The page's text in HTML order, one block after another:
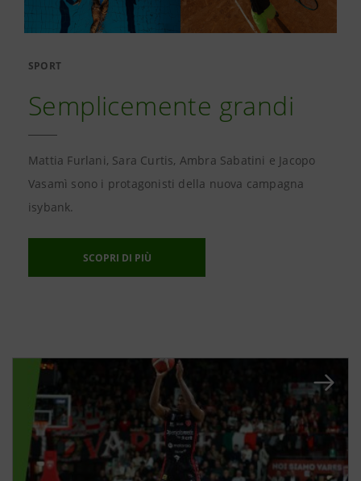
SPORT
Semplicemente grandi
Mattia Furlani, Sara Curtis, Ambra Sabatini e Jacopo
Vasamì sono i protagonisti della nuova campagna
isybank.
SCOPRI DI PIÙ